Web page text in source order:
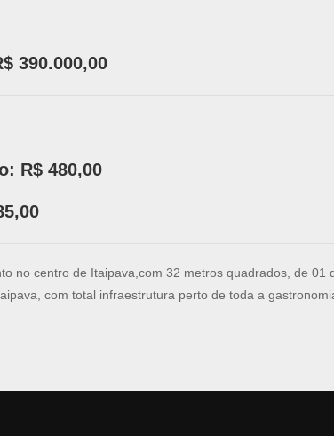
390.000,00
R$ 480,00
no centro de Itaipava,com 32 metros quadrados, de
com total infraestrutura perto de toda a